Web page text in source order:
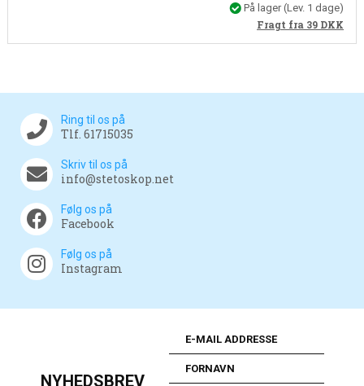
På lager(Lev. 1 dage)
Fragt fra 39 DKK
Ring til os på
Tlf. 61715035
Skriv til os på
info@stetoskop.net
Følg os på
Facebook
Følg os på
Instagram
NYHEDSBREV